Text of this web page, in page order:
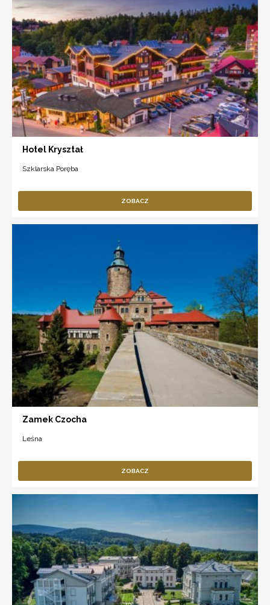
Hotel Kryształ
Szklarska Poręba
ZOBACZ
Zamek Czocha
Leśna
ZOBACZ